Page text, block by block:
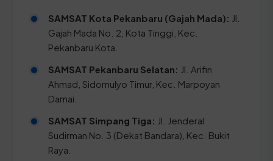
SAMSAT Kota Pekanbaru (Gajah Mada): Jl.
Gajah Mada No. 2, Kota Tinggi, Kec.
Pekanbaru Kota.
SAMSAT Pekanbaru Selatan: Jl. Arifin
Ahmad, Sidomulyo Timur, Kec. Marpoyan
Damai.
SAMSAT Simpang Tiga: Jl. Jenderal
Sudirman No. 3 (Dekat Bandara), Kec. Bukit
Raya.